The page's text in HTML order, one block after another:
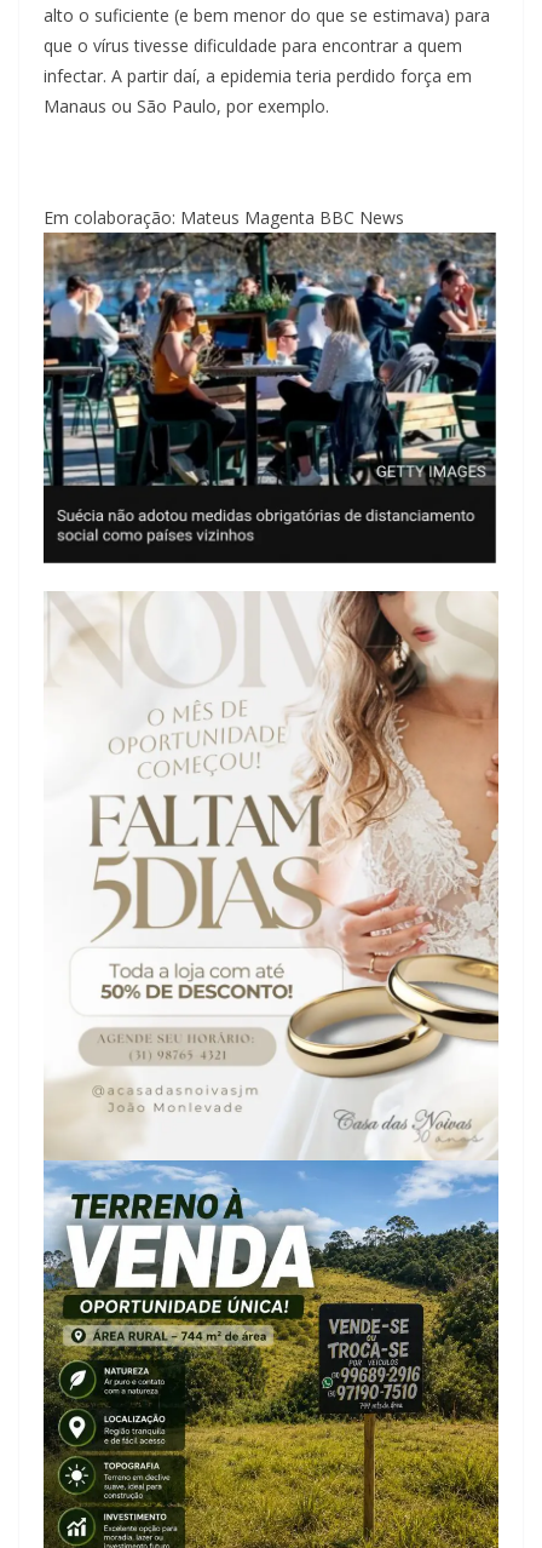
alto o suficiente (e bem menor do que se estimava) para
que o vírus tivesse dificuldade para encontrar a quem
infectar. A partir daí, a epidemia teria perdido força em
Manaus ou São Paulo, por exemplo.
Em colaboração: Mateus Magenta BBC News